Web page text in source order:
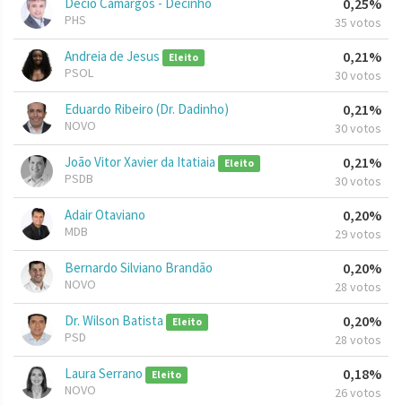
PHS
0,25%
35 votos
Andreia de Jesus Eleito
PSOL
0,21%
30 votos
Eduardo Ribeiro (Dr. Dadinho)
NOVO
0,21%
30 votos
João Vitor Xavier da Itatiaia Eleito
PSDB
0,21%
30 votos
Adair Otaviano
MDB
0,20%
29 votos
Bernardo Silviano Brandão
NOVO
0,20%
28 votos
Dr. Wilson Batista Eleito
PSD
0,20%
28 votos
Laura Serrano Eleito
NOVO
0,18%
26 votos